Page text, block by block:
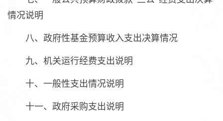
情况说明
八、政府性基金预算收入支出决算情况
九、机关运行经费支出说明
十、一般性支出情况说明
十一、政府采购支出说明